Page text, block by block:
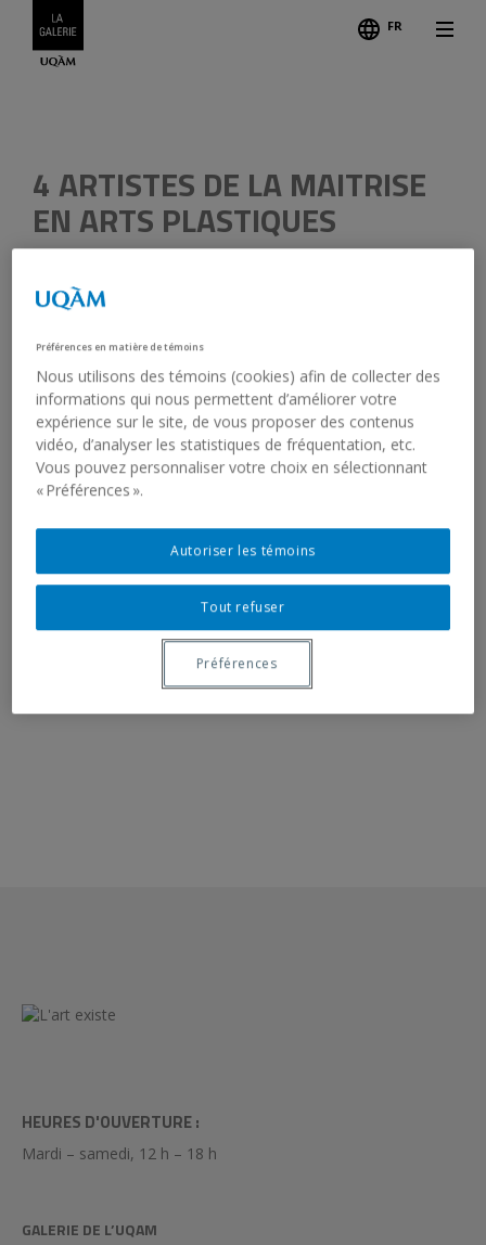
FR
4 ARTISTES DE LA MAITRISE
EN ARTS PLASTIQUES
Huguette Miron
October 20, 1995 - November 11, 1995
Opening:October 19, 1995, 8:00 pm
RELATED DOCUMENT
Invitation card
Communiqué - 10 oct. 1995
HEURES D'OUVERTURE :
Mardi – samedi, 12 h – 18 h
GALERIE DE L’UQAM
Préférences en matière de témoins
Nous utilisons des témoins (cookies) afin de collecter des
informations qui nous permettent d’améliorer votre
expérience sur le site, de vous proposer des contenus
vidéo, d’analyser les statistiques de fréquentation, etc.
Vous pouvez personnaliser votre choix en sélectionnant
« Préférences ».
Tout refuser
Autoriser les témoins
Préférences